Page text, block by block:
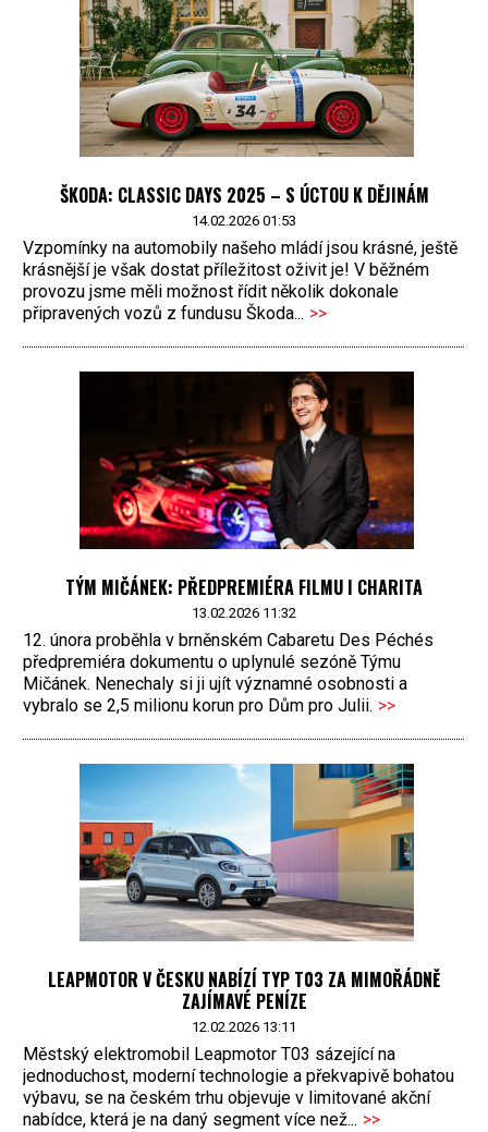
ŠKODA: CLASSIC DAYS 2025 – S ÚCTOU K DĚJINÁM
14.02.2026 01:53
Vzpomínky na automobily našeho mládí jsou krásné, ještě
krásnější je však dostat příležitost oživit je! V běžném
provozu jsme měli možnost řídit několik dokonale
připravených vozů z fundusu Škoda... >>
TÝM MIČÁNEK: PŘEDPREMIÉRA FILMU I CHARITA
13.02.2026 11:32
12. února proběhla v brněnském Cabaretu Des Péchés
předpremiéra dokumentu o uplynulé sezóně Týmu
Mičánek. Nenechaly si ji ujít významné osobnosti a
vybralo se 2,5 milionu korun pro Dům pro Julii. >>
LEAPMOTOR V ČESKU NABÍZÍ TYP T03 ZA MIMOŘÁDNĚ
ZAJÍMAVÉ PENÍZE
12.02.2026 13:11
Městský elektromobil Leapmotor T03 sázející na
jednoduchost, moderní technologie a překvapivě bohatou
výbavu, se na českém trhu objevuje v limitované akční
nabídce, která je na daný segment více než... >>